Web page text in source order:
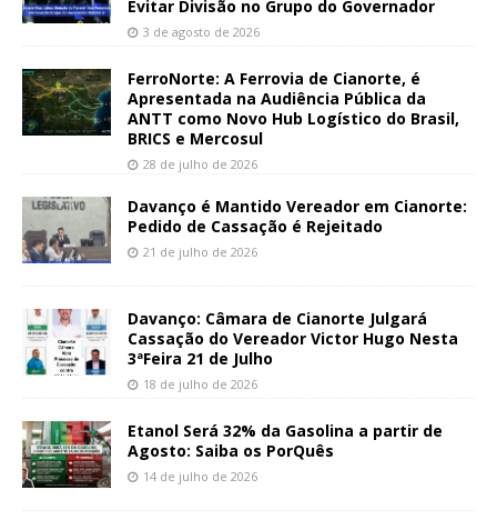
Evitar Divisão no Grupo do Governador
3 de agosto de 2026
FerroNorte: A Ferrovia de Cianorte, é
Apresentada na Audiência Pública da
ANTT como Novo Hub Logístico do Brasil,
BRICS e Mercosul
28 de julho de 2026
Davanço é Mantido Vereador em Cianorte:
Pedido de Cassação é Rejeitado
21 de julho de 2026
Davanço: Câmara de Cianorte Julgará
Cassação do Vereador Victor Hugo Nesta
3ªFeira 21 de Julho
18 de julho de 2026
Etanol Será 32% da Gasolina a partir de
Agosto: Saiba os PorQuês
14 de julho de 2026